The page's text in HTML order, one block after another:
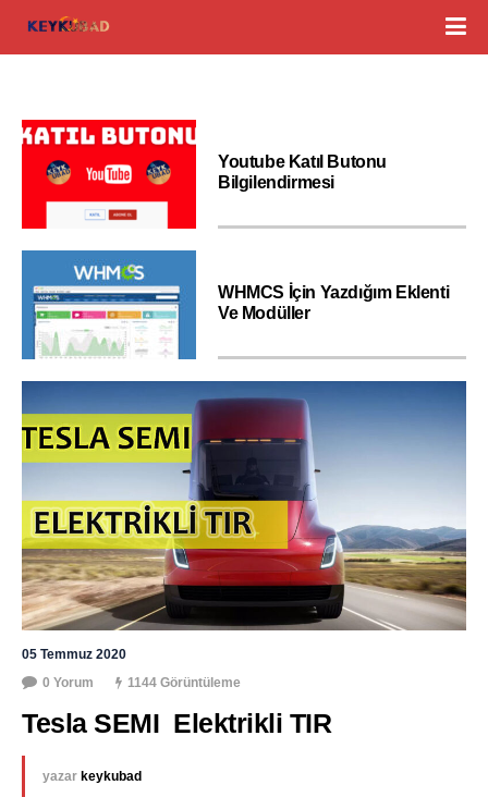
Youtube Katıl Butonu
Bilgilendirmesi
WHMCS İçin Yazdığım Eklenti
Ve Modüller
05 Temmuz 2020
0 Yorum
1144 Görüntüleme
Tesla SEMI  Elektrikli TIR
yazar keykubad